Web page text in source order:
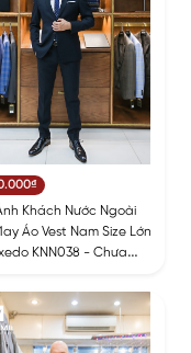
Khách Nước Ngoài
Áo Vest Nam Size Lớn
KNN038 - Chưa